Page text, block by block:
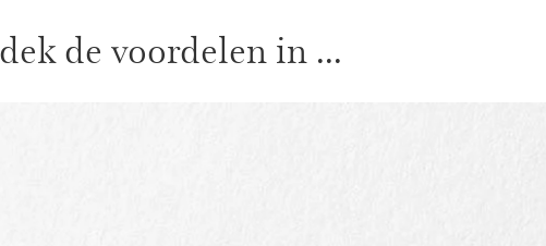
de voordelen in ...